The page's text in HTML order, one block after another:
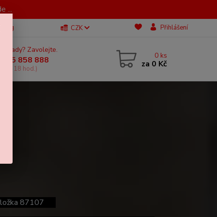
...
Blog CZK Přihlášení
si rady? Zavolejte.
605 858 888
11-18 hod.)
0 ks
za 0 Kč
vložka 87107